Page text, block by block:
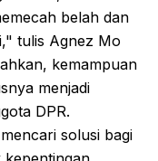
belah dan
tulis Agnez Mo
kemampuan
menjadi
DPR.
solusi bagi